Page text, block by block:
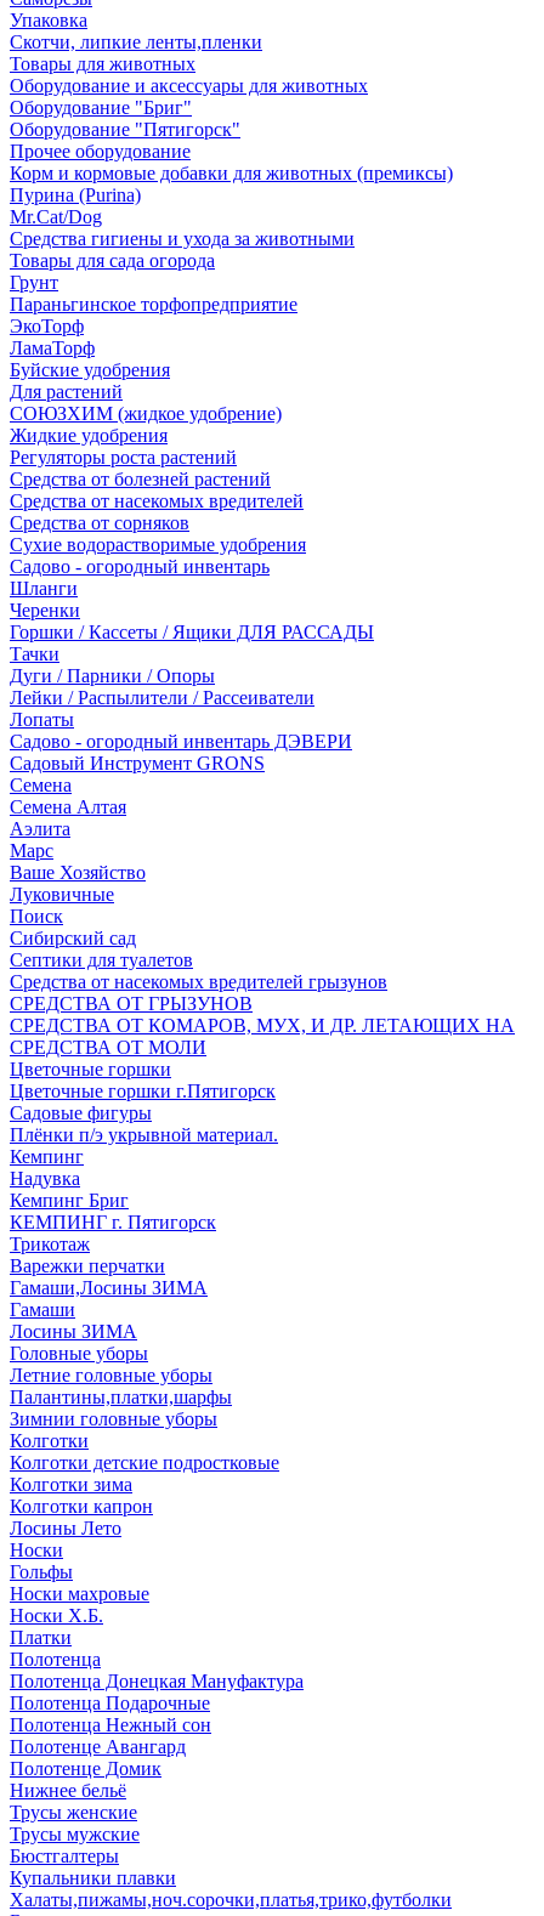
Упаковка
Скотчи, липкие ленты,пленки
Товары для животных
Оборудование и аксессуары для животных
Оборудование "Бриг"
Оборудование "Пятигорск"
Прочее оборудование
Корм и кормовые добавки для животных (премиксы)
Пурина (Purina)
Mr.Cat/Dog
Средства гигиены и ухода за животными
Товары для сада огорода
Грунт
Параньгинское торфопредприятие
ЭкоТорф
ЛамаТорф
Буйские удобрения
Для растений
СОЮЗХИМ (жидкое удобрение)
Жидкие удобрения
Регуляторы роста растений
Средства от болезней растений
Средства от насекомых вредителей
Средства от сорняков
Сухие водорастворимые удобрения
Садово - огородный инвентарь
Шланги
Черенки
Горшки / Кассеты / Ящики ДЛЯ РАССАДЫ
Тачки
Дуги / Парники / Опоры
Лейки / Распылители / Рассеиватели
Лопаты
Садово - огородный инвентарь ДЭВЕРИ
Садовый Инструмент GRONS
Семена
Семена Алтая
Аэлита
Марс
Ваше Хозяйство
Луковичные
Поиск
Сибирский сад
Септики для туалетов
Средства от насекомых вредителей грызунов
СPEДСТВА ОТ ГРЫЗУНОВ
СРЕДСТВА ОТ КОМАРОВ, МУХ, И ДР. ЛЕТАЮЩИХ НА
СРЕДСТВА ОТ МОЛИ
Цветочные горшки
Цветочные горшки г.Пятигорск
Садовые фигуры
Плёнки п/э укрывной материал.
Кемпинг
Надувка
Кемпинг Бриг
КЕМПИНГ г. Пятигорск
Трикотаж
Варежки перчатки
Гамаши,Лосины ЗИМА
Гамаши
Лосины ЗИМА
Головные уборы
Летние головные уборы
Палантины,платки,шарфы
Зимнии головные уборы
Колготки
Колготки детские подростковые
Колготки зима
Колготки капрон
Лосины Лето
Носки
Гольфы
Носки махровые
Носки Х.Б.
Платки
Полотенца
Полотенца Донецкая Мануфактура
Полотенца Подарочные
Полотенца Нежный сон
Полотенце Авангард
Полотенце Домик
Нижнее бельё
Трусы женские
Трусы мужские
Бюстгалтеры
Купальники плавки
Халаты,пижамы,ноч.сорочки,платья,трико,футболки